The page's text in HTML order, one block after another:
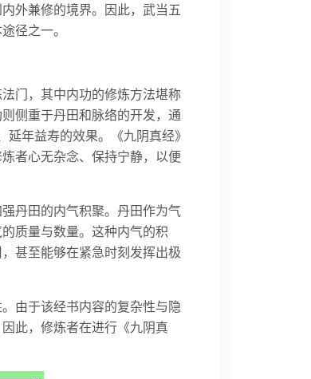
外兼修的境界。因此，武当五
径之一。
门，其中内功的修炼方法堪称
侧重于丹田和脉络的开发，通
延年益寿的效果。《九阴真经》
者心无杂念、保持宁静，以便
丹田的内气积聚。丹田作为气
质量与数量。这种内气的积
甚至能够在紧急时刻发挥出极
由于该经书内容的复杂性与隐
此，修炼者在进行《九阴真